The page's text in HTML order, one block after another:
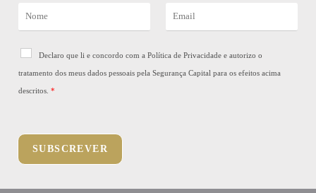
N
e
m
i
*
R
P
D
Declaro que li e concordo com a Política de Privacidade e autorizo o
tratamento dos meus dados pessoais pela Segurança Capital para os efeitos acima
descritos. *
SUBSCREVER